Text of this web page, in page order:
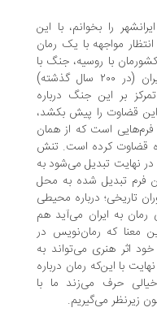
بخوانم، با این
با یک رمان
۲۵ ساله کشورمان با روسیه، جنگ با
عراق مهم‌ترین جنگ در تاریخ معاصر ایران (در ۲۰۰ سال گذشته)
این جنگ درباره
را پیش بکشد،
است که از همان
کرده است. تنش
تبدیل می‌شود به
تبدیل شده به محل
درباره محیطی
ایران می‌آید هم
که رمان‌نویس در
هنری می‌تواند به
رمان درباره
می‌زند ما با
می‌گیریم.